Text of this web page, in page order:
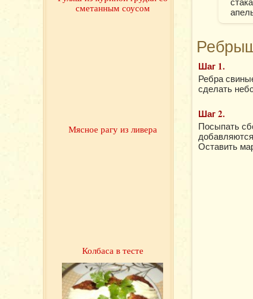
Шаг 1.
Ребра
сделать
Шаг 2.
Посыпать
Оставить
сметанным соусом
Мясное рагу из ливера
Колбаса в тесте